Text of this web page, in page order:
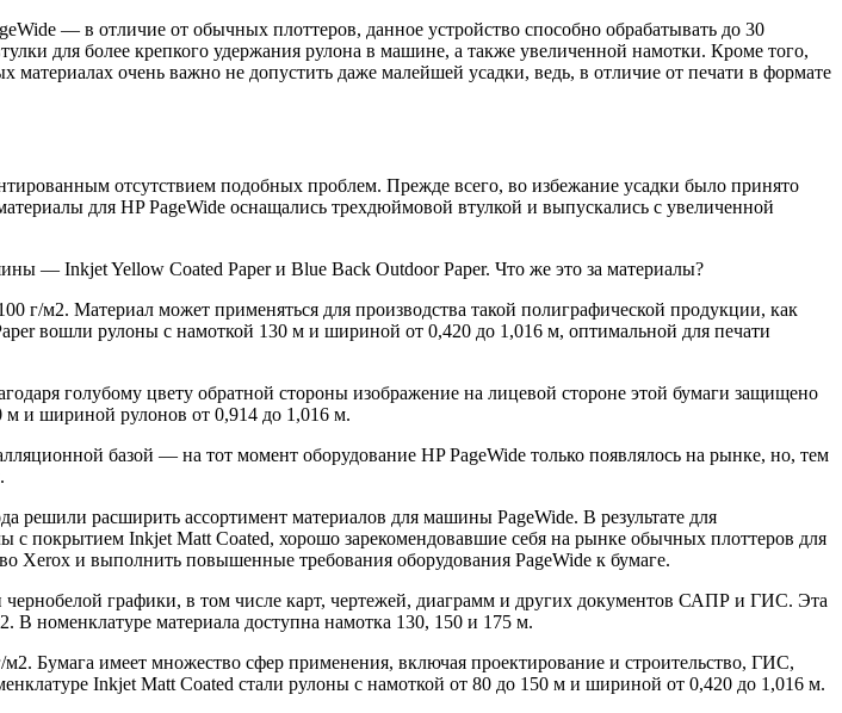
— в отличие от обычных плоттеров, данное устройство способно обрабатывать до 30
для более крепкого удержания рулона в машине, а также увеличенной намотки. Кроме того,
очень важно не допустить даже малейшей усадки, ведь, в отличие от печати в формате
отсутствием подобных проблем. Прежде всего, во избежание усадки было принято
для HP PageWide оснащались трехдюймовой втулкой и выпускались с увеличенной
— Inkjet Yellow Coated Paper и Blue Back Outdoor Paper. Что же это за материалы?
г/м2. Материал может применяться для производства такой полиграфической продукции, как
вошли рулоны с намоткой 130 м и шириной от 0,420 до 1,016 м, оптимальной для печати
голубому цвету обратной стороны изображение на лицевой стороне этой бумаги защищено
м и шириной рулонов от 0,914 до 1,016 м.
базой — на тот момент оборудование HP PageWide только появлялось на рынке, но, тем
расширить ассортимент материалов для машины PageWide. В результате для
с покрытием Inkjet Matt Coated, хорошо зарекомендовавшие себя на рынке обычных плоттеров для
Xerox и выполнить повышенные требования оборудования PageWide к бумаге.
графики, в том числе карт, чертежей, диаграмм и других документов САПР и ГИС. Эта
В номенклатуре материала доступна намотка 130, 150 и 175 м.
Бумага имеет множество сфер применения, включая проектирование и строительство, ГИС,
Inkjet Matt Coated стали рулоны с намоткой от 80 до 150 м и шириной от 0,420 до 1,016 м.